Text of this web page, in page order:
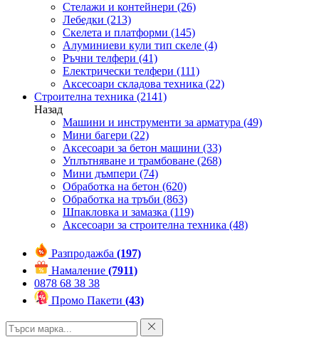
Стелажи и контейнери (26)
Лебедки (213)
Скелета и платформи (145)
Алуминиеви кули тип скеле (4)
Ръчни телфери (41)
Електрически телфери (111)
Аксесоари складова техника (22)
Строителна техника (2141)
Назад
Машини и инструменти за арматура (49)
Мини багери (22)
Аксесоари за бетон машини (33)
Уплътняване и трамбоване (268)
Мини дъмпери (74)
Обработка на бетон (620)
Обработка на тръби (863)
Шпакловка и замазка (119)
Аксесоари за строителна техника (48)
Разпродажба (197)
Намаление (7911)
0878 68 38 38
Промо Пакети (43)